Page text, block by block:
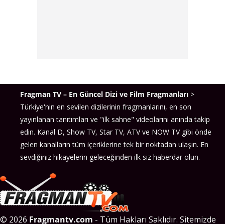
Fragman TV – En Güncel Dizi ve Film Fragmanları >
Türkiye'nin en sevilen dizilerinin fragmanlarını, en son
yayınlanan tanıtımları ve "ilk sahne" videolarını anında takip
edin. Kanal D, Show TV, Star TV, ATV ve NOW TV gibi önde
gelen kanalların tüm içeriklerine tek bir noktadan ulaşın. En
sevdiğiniz hikayelerin geleceğinden ilk siz haberdar olun.
© 2026 Fragmantv.com - Tüm Hakları Saklıdır. Sitemizde